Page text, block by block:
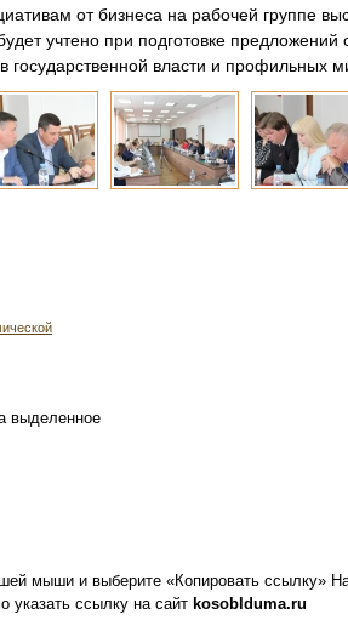
от бизнеса на рабочей группе
учтено при подготовке предложений
государственной власти и профильных
выделенное
мыши и выберите «Копировать ссылку»
указать ссылку на сайт kosoblduma.ru